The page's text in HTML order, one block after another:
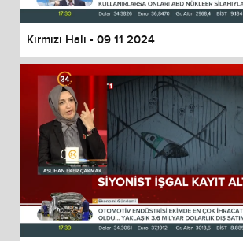
Kırmızı Halı - 09 11 2024